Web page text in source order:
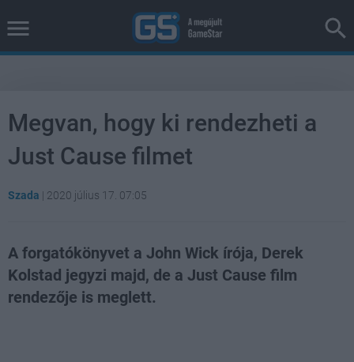
Megvan, hogy ki rendezheti a
Just Cause filmet
Szada | 2020 július 17. 07:05
A forgatókönyvet a John Wick írója, Derek
Kolstad jegyzi majd, de a Just Cause film
rendezője is meglett.